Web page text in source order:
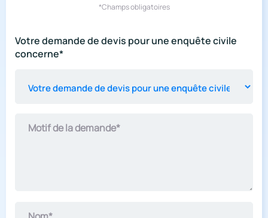
*Champs obligatoires
demande
de
pour
civile
Votre demande de devis pour une enquête civile
concerne*
Motif de la demande*